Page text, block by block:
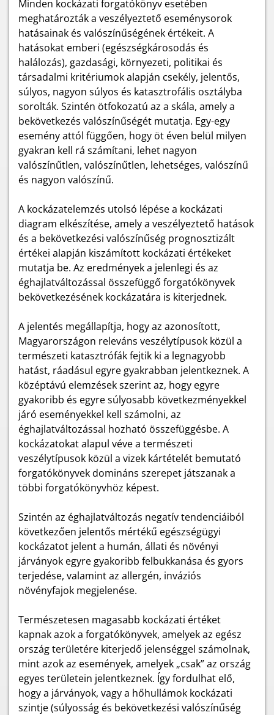
Minden kockázati forgatókönyv esetében
meghatározták a veszélyeztető eseménysorok
hatásainak és valószínűségének értékeit. A
hatásokat emberi (egészségkárosodás és
halálozás), gazdasági, környezeti, politikai és
társadalmi kritériumok alapján csekély, jelentős,
súlyos, nagyon súlyos és katasztrofális osztályba
sorolták. Szintén ötfokozatú az a skála, amely a
bekövetkezés valószínűségét mutatja. Egy-egy
esemény attól függően, hogy öt éven belül milyen
gyakran kell rá számítani, lehet nagyon
valószínűtlen, valószínűtlen, lehetséges, valószínű
és nagyon valószínű.
A kockázatelemzés utolsó lépése a kockázati
diagram elkészítése, amely a veszélyeztető hatások
és a bekövetkezési valószínűség prognosztizált
értékei alapján kiszámított kockázati értékeket
mutatja be. Az eredmények a jelenlegi és az
éghajlatváltozással összefüggő forgatókönyvek
bekövetkezésének kockázatára is kiterjednek.
A jelentés megállapítja, hogy az azonosított,
Magyarországon releváns veszélytípusok közül a
természeti katasztrófák fejtik ki a legnagyobb
hatást, ráadásul egyre gyakrabban jelentkeznek. A
középtávú elemzések szerint az, hogy egyre
gyakoribb és egyre súlyosabb következményekkel
járó eseményekkel kell számolni, az
éghajlatváltozással hozható összefüggésbe. A
kockázatokat alapul véve a természeti
veszélytípusok közül a vizek kártételét bemutató
forgatókönyvek domináns szerepet játszanak a
többi forgatókönyvhöz képest.
Szintén az éghajlatváltozás negatív tendenciáiból
következően jelentős mértékű egészségügyi
kockázatot jelent a humán, állati és növényi
járványok egyre gyakoribb felbukkanása és gyors
terjedése, valamint az allergén, inváziós
növényfajok megjelenése.
Természetesen magasabb kockázati értéket
kapnak azok a forgatókönyvek, amelyek az egész
ország területére kiterjedő jelenséggel számolnak,
mint azok az események, amelyek „csak” az ország
egyes területein jelentkeznek. Így fordulhat elő,
hogy a járványok, vagy a hőhullámok kockázati
szintje (súlyosság és bekövetkezési valószínűség